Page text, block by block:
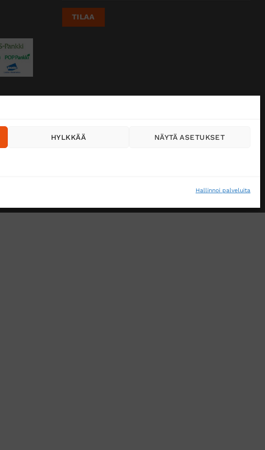
Hallinnoi palveluita
HYLKKÄÄ NÄYTÄ ASETUKSET